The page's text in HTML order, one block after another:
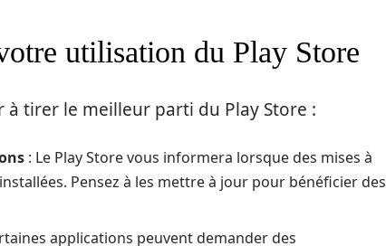
utilisation du Play Store
tirer le meilleur parti du Play Store :
: Le Play Store vous informera lorsque des mises à
Pensez à les mettre à jour pour bénéficier des
applications peuvent demander des